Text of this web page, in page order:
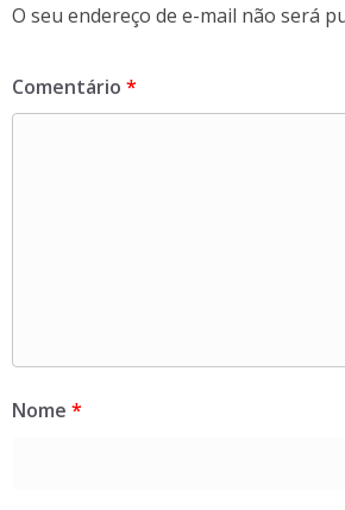
O seu endereço de e-mail não será
Comentário *
Nome *